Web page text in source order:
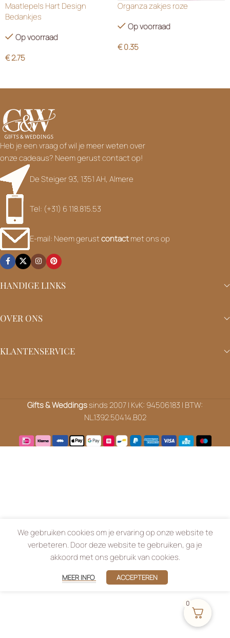
Maatlepels Hart Design
Bedankjes
Op voorraad
€2.75
Organza zakjes roze
Op voorraad
€0.35
Heb je een vraag of wil je meer weten over
onze cadeaus? Neem gerust contact op!
De Steiger 93, 1351 AH, Almere
Tel: (+31) 6 118.815.53
E-mail: Neem gerustcontactmet ons op
HANDIGE LINKS
OVER ONS
KLANTENSERVICE
Gifts & Weddingssinds 2007 | KvK: 94506183 | BTW:
NL.1392.50414.B02
We gebruiken cookies om je ervaring op onze website te
verbeteren. Door deze website te gebruiken, ga je
akkoord met ons gebruik van cookies.
MEER INFO ACCEPTEREN
0